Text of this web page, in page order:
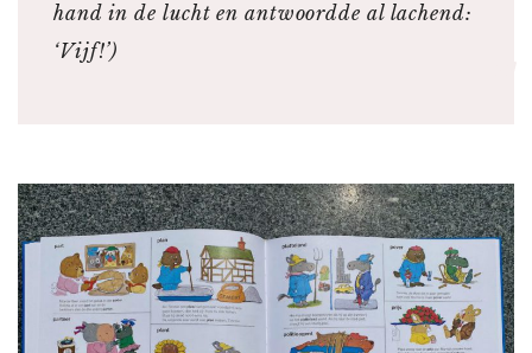
hand in de lucht en antwoordde al lachend:
‘Vijf!’)